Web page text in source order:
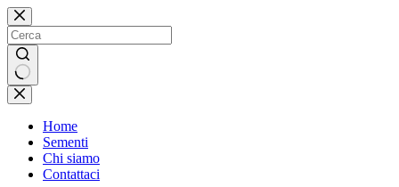
Salta
al
contenuto
Nessun
risultato
Home
Sementi
Chi siamo
Contattaci